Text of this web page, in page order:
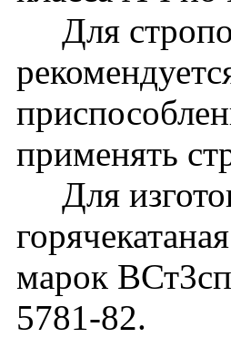
Для
применять
Для
марок
5781-82.